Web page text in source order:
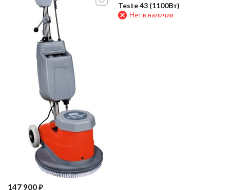
147 900₽
Teste 43 (1100Вт)
Нет в наличии